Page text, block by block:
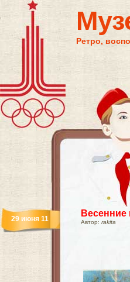
Ретро,
Весенние
Автор: rakita
29 июня 11